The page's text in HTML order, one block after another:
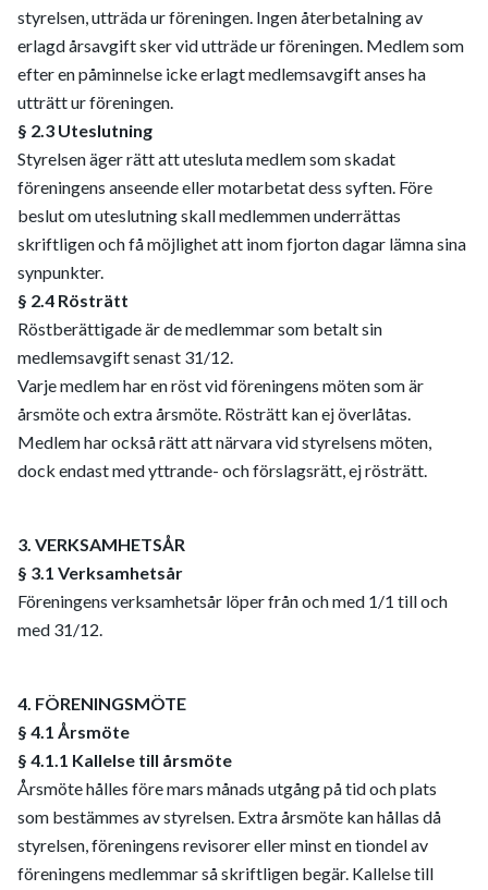
styrelsen, utträda ur föreningen. Ingen återbetalning av
erlagd årsavgift sker vid utträde ur föreningen. Medlem som
efter en påminnelse icke erlagt medlemsavgift anses ha
utträtt ur föreningen.
§ 2.3 Uteslutning
Styrelsen äger rätt att utesluta medlem som skadat
föreningens anseende eller motarbetat dess syften. Före
beslut om uteslutning skall medlemmen underrättas
skriftligen och få möjlighet att inom fjorton dagar lämna sina
synpunkter.
§ 2.4 Rösträtt
Röstberättigade är de medlemmar som betalt sin
medlemsavgift senast 31/12.
Varje medlem har en röst vid föreningens möten som är
årsmöte och extra årsmöte. Rösträtt kan ej överlåtas.
Medlem har också rätt att närvara vid styrelsens möten,
dock endast med yttrande- och förslagsrätt, ej rösträtt.
3. VERKSAMHETSÅR
§ 3.1 Verksamhetsår
Föreningens verksamhetsår löper från och med 1/1 till och
med 31/12.
4. FÖRENINGSMÖTE
§ 4.1 Årsmöte
§ 4.1.1 Kallelse till årsmöte
Årsmöte hålles före mars månads utgång på tid och plats
som bestämmes av styrelsen. Extra årsmöte kan hållas då
styrelsen, föreningens revisorer eller minst en tiondel av
föreningens medlemmar så skriftligen begär. Kallelse till